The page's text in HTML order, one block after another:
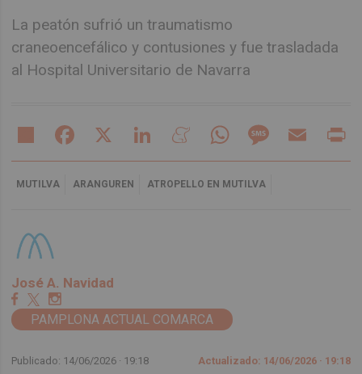
La peatón sufrió un traumatismo
craneoencefálico y contusiones y fue trasladada
al Hospital Universitario de Navarra
Share Facebook LinkedIn MeneameWhatsAppMessageEmail
MUTILVA ARANGUREN ATROPELLO EN MUTILVA
José A. Navidad
PAMPLONA ACTUAL COMARCA
Publicado: 14/06/2026 · 19:18 Actualizado: 14/06/2026 · 19:18